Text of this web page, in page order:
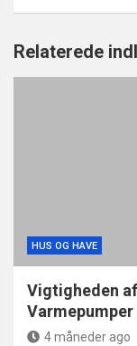
Relaterede
HUS OG HAVE
Vigtigheden
Varmepumper
4 måneder ago